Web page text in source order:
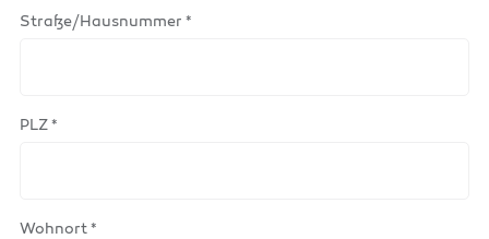
Straße/Hausnummer *
PLZ *
Wohnort *